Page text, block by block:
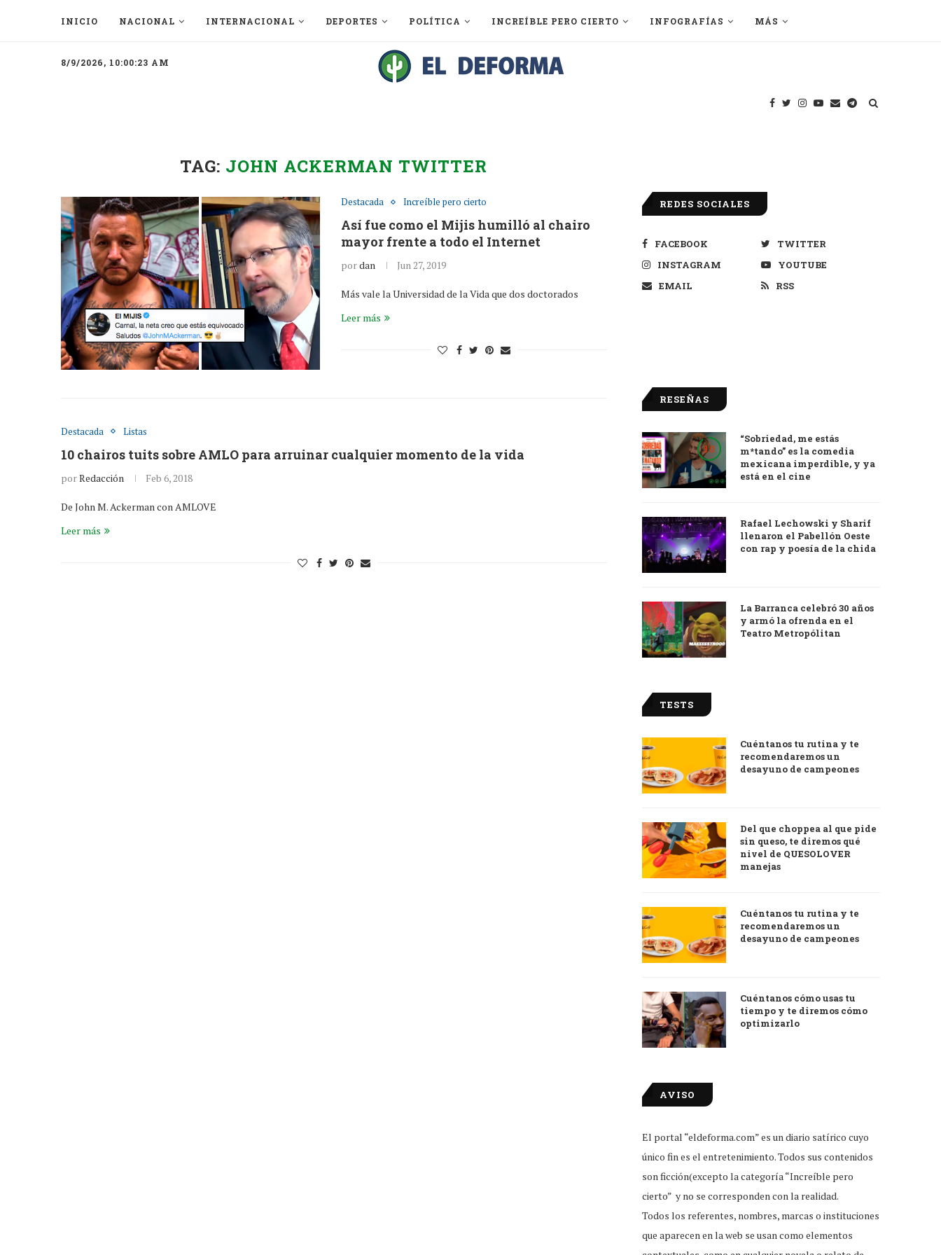
INICIO NACIONAL INTERNACIONAL DEPORTES POLÍTICA INCREÍBLE PERO CIERTO INFOGRAFÍAS MÁS
8/9/2026, 10:00:23 AM
TAG: JOHN ACKERMAN TWITTER
Destacada Increíble pero cierto
Así fue como el Mijis humilló al chairo
mayor frente a todo el Internet
pordan Jun 27, 2019
Más vale la Universidad de la Vida que dos doctorados
Leer más
Destacada Listas
10 chairos tuits sobre AMLO para arruinar cualquier momento de la vida
porRedacción Feb 6, 2018
De John M. Ackerman con AMLOVE
Leer más
REDES SOCIALES
FACEBOOK
TWITTER
INSTAGRAM
YOUTUBE
EMAIL
RSS
RESEÑAS
9.0
“Sobriedad, me estás
m*tando” es la comedia
mexicana imperdible, y ya
está en el cine
Rafael Lechowski y Sharif
llenaron el Pabellón Oeste
con rap y poesía de la chida
La Barranca celebró 30 años
y armó la ofrenda en el
Teatro Metropólitan
TESTS
Cuéntanos tu rutina y te
recomendaremos un
desayuno de campeones
Del que choppea al que pide
sin queso, te diremos qué
nivel de QUESOLOVER
manejas
Cuéntanos tu rutina y te
recomendaremos un
desayuno de campeones
Cuéntanos cómo usas tu
tiempo y te diremos cómo
optimizarlo
AVISO
El portal “eldeforma.com” es un diario satírico cuyo
único fin es el entretenimiento. Todos sus contenidos
son ficción(excepto la categoría “Increíble pero
cierto” y no se corresponden con la realidad.
Todos los referentes, nombres, marcas o instituciones
que aparecen en la web se usan como elementos